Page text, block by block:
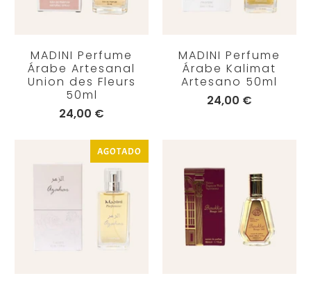
MADINI Perfume
Árabe Artesanal
Union des Fleurs
50ml
24,00 €
MADINI Perfume
Árabe Kalimat
Artesano 50ml
24,00 €
AGOTADO